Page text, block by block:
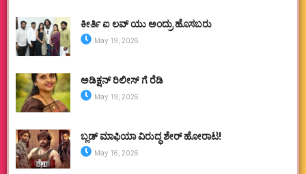
ಕೀರ್ತಿ ಐ ಲವ್ ಯು ಅಂದ್ರು ಹೊಸಬರು
May 19, 2026
ಅಡಿಕ್ಷನ್ ರಿಲೀಸ್ ಗೆ ರೆಡಿ
May 19, 2026
ಬ್ಲಡ್ ಮಾಫಿಯಾ ವಿರುದ್ಧ ಶೇರ್ ಹೋರಾಟ!
May 16, 2026